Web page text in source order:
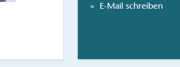
E-Mail schreiben